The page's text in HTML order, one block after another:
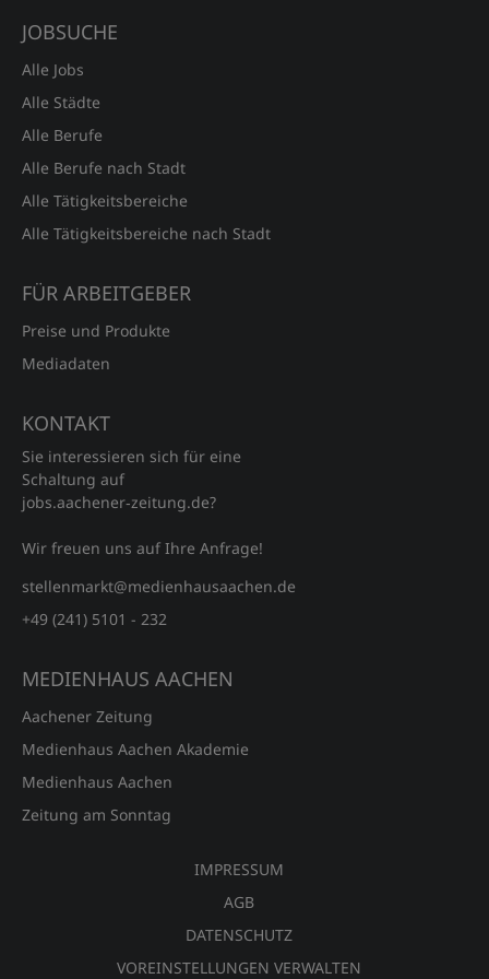
JOBSUCHE
Alle Jobs
Alle Städte
Alle Berufe
Alle Berufe nach Stadt
Alle Tätigkeitsbereiche
Alle Tätigkeitsbereiche nach Stadt
FÜR ARBEITGEBER
Preise und Produkte
Mediadaten
KONTAKT
Sie interessieren sich für eine
Schaltung auf
jobs.aachener‑zeitung.de?
Wir freuen uns auf Ihre Anfrage!
stellenmarkt@medienhausaachen.de
+49 (241) 5101 - 232
MEDIENHAUS AACHEN
Aachener Zeitung
Medienhaus Aachen Akademie
Medienhaus Aachen
Zeitung am Sonntag
IMPRESSUM
AGB
DATENSCHUTZ
VOREINSTELLUNGEN VERWALTEN